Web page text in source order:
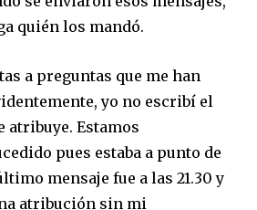
quién los mandó.
a preguntas que me han
yo no escribí el
atribuye. Estamos
pues estaba a punto de
mensaje fue a las 21.30 y
atribución sin mi